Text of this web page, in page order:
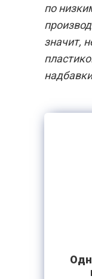
по
значит,